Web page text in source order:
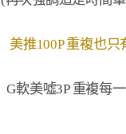
G軟美噓3P 重複每